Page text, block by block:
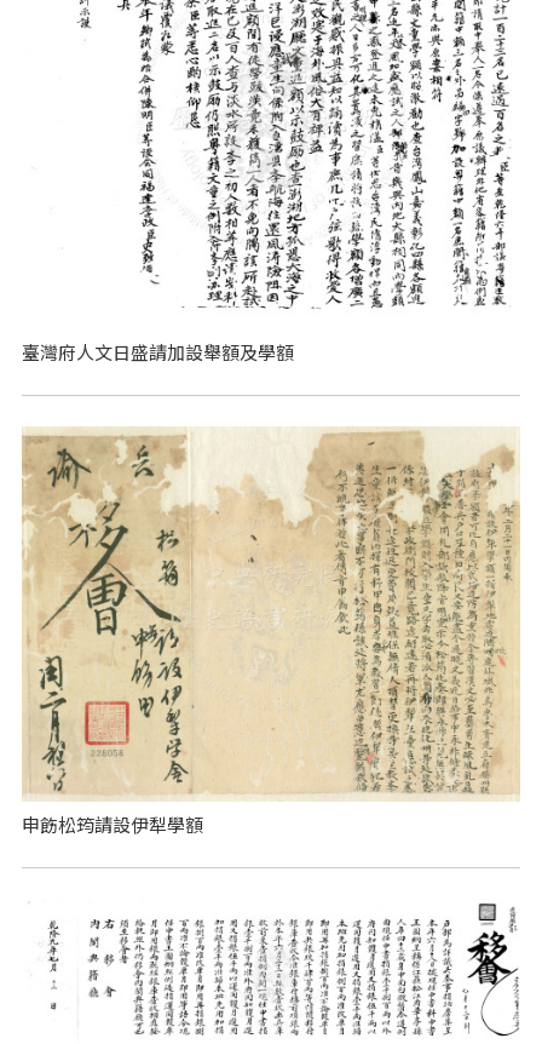
臺灣府人文日盛請加設舉額及學額
申飭松筠請設伊犁學額